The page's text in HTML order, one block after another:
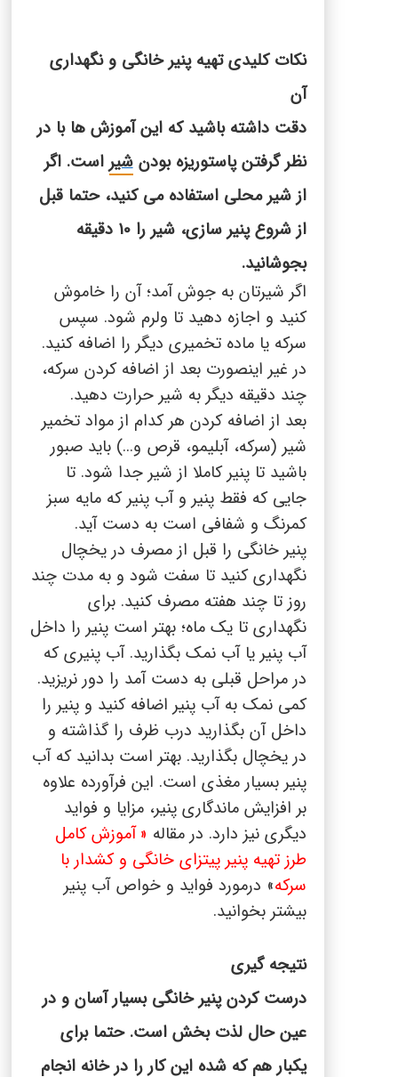
نکات کلیدی تهیه پنیر خانگی و نگهداری
آن
دقت داشته باشید که این آموزش ها با در
نظر گرفتن پاستوریزه بودنشیر است. اگر
از شیر محلی استفاده می کنید، حتما قبل
از شروع پنیر سازی، شیر را 10 دقیقه
بجوشانید.
اگر شیرتان به جوش آمد؛ آن را خاموش
کنید و اجازه دهید تا ولرم شود. سپس
سرکه یا ماده تخمیری دیگر را اضافه کنید.
در غیر اینصورت بعد از اضافه کردن سرکه،
چند دقیقه دیگر به شیر حرارت دهید.
بعد از اضافه کردن هر کدام از مواد تخمیر
شیر (سرکه، آبلیمو، قرص و...) باید صبور
باشید تا پنیر کاملا از شیر جدا شود. تا
جایی که فقط پنیر و آب پنیر که مایه سبز
کمرنگ و شفافی است به دست آید.
پنیر خانگی را قبل از مصرف در یخچال
نگهداری کنید تا سفت شود و به مدت چند
روز تا چند هفته مصرف کنید. برای
نگهداری تا یک ماه؛ بهتر است پنیر را داخل
آب پنیر یا آب نمک بگذارید. آب پنیریکه
در مراحل قبلی به دست آمد را دور نریزید.
کمی نمک به آب پنیر اضافه کنید و پنیر را
داخل آن بگذارید درب ظرف را گذاشته و
در یخچال بگذارید. بهتر است بدانید که آب
پنیر بسیار مغذی است. این فرآورده علاوه
بر افزایش ماندگاری پنیر، مزایا و فواید
دیگری نیز دارد. در مقاله « آموزش کامل
طرز تهیه پنیر پیتزای خانگی و کشدار با
سرکه» درمورد فواید و خواص آب پنیر
بیشتر بخوانید.
نتیجه گیری
درست کردن پنیر خانگی بسیار آسان و در
عین حال لذت بخش است. حتما برای
یکبار هم که شده این کار را در خانه انجام